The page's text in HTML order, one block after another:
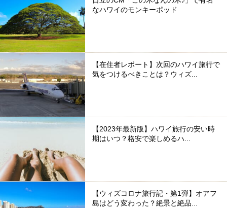
なハワイのモンキーポッド
【在住者レポート】次回のハワイ旅行で
気をつけるべきことは？ウィズ...
【2023年最新版】ハワイ旅行の安い時
期はいつ？格安で楽しめるハ...
【ウィズコロナ旅行記・第1弾】オアフ
島はどう変わった？絶景と絶品...